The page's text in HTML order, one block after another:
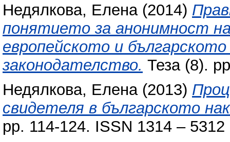
Недялкова, Елена(2014)
понятието за анонимност
европейското и
законодателство. Теза (8).
Недялкова, Елена(2013)
свидетеля в българското
pp. 114-124. ISSN 1314 – 5312